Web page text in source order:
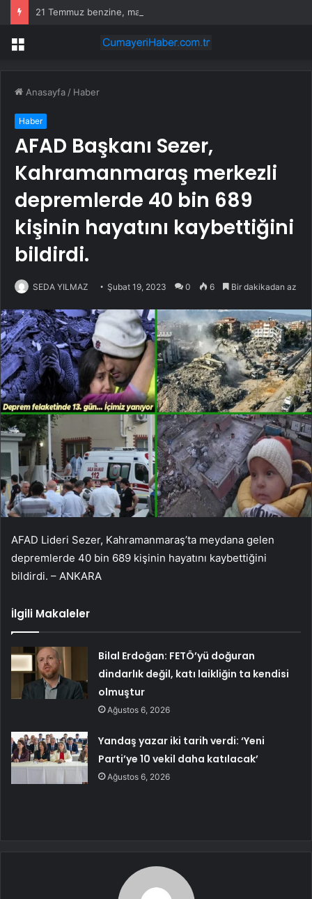
Menü
Anasayfa / Haber
Haber
AFAD Başkanı Sezer,
Kahramanmaraş merkezli
depremlerde 40 bin 689
kişinin hayatını kaybettiğini
bildirdi.
SEDA YILMAZ Şubat 19, 2023 0 6 Bir dakikadan az
AFAD Lideri Sezer, Kahramanmaraş’ta meydana gelen
depremlerde 40 bin 689 kişinin hayatını kaybettiğini
bildirdi. – ANKARA
İlgili Makaleler
Bilal Erdoğan: FETÖ’yü doğuran
dindarlık değil, katı laikliğin ta kendisi
olmuştur
Ağustos 6, 2026
Yandaş yazar iki tarih verdi: ‘Yeni
Parti’ye 10 vekil daha katılacak’
Ağustos 6, 2026